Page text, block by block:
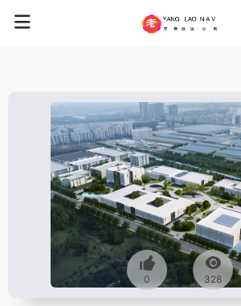
0 328